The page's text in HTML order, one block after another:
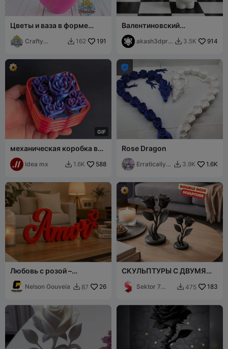
Цветы и ваза в форме
сердца
Crafty
 162 191
Валентиновский
спецвыпуск - Шахматы с
плюшевыми мишками
akash3dprin  3.5K 914
GIF
механическая коробка в
виде сердца
(многоцветная печать не
требуется)
Idea mx  1.6K 588

Rose Dragon
ErraticallyE
 3.9K 1.6K
Любовь с розой –
декоративное слово для
3D-печати
Nelson Gouveia  87 26
СКУЛЬПТУРЫ С ДВУМЯ
ДЕНЬ СВЯТОГО
ВАЛЕНТИНА
Sektor 7
 475 183